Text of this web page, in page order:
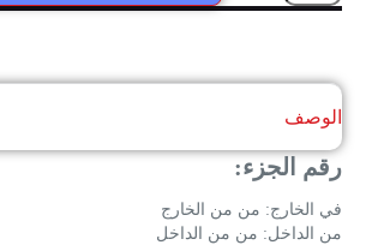
الوصف
رقم الجزء:
في الخارج: من من الخارج
من الداخل: من من الداخل